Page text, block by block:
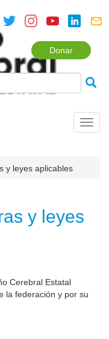
Donar
y leyes aplicables
y leyes
Cerebral Estatal
la federación y por su